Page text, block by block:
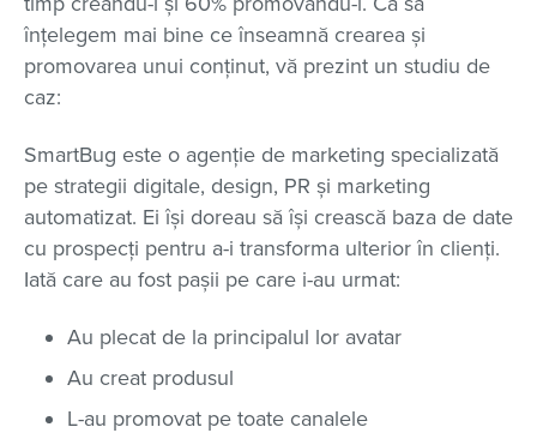
înțelegem mai bine ce înseamnă crearea și
promovarea unui conținut, vă prezint un studiu de
caz:
SmartBug este o agenție de marketing specializată
pe strategii digitale, design, PR și marketing
automatizat. Ei își doreau să își crească baza de date
cu prospecți pentru a-i transforma ulterior în clienți.
Iată care au fost pașii pe care i-au urmat:
Au plecat de la principalul lor avatar
Au creat produsul
L-au promovat pe toate canalele